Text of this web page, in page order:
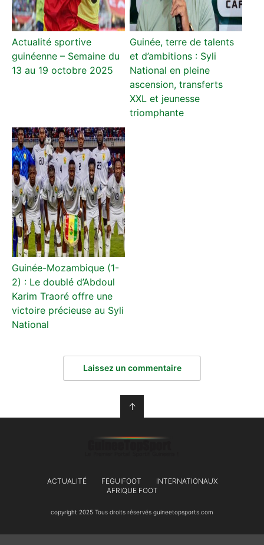
Actualité sportive
guinéenne – Semaine du
13 au 19 octobre 2025
Guinée, terre de talents
et d’ambitions : Syli
National en pleine
ascension, transferts
XXL et jeunesse
triomphante
Guinée-Mozambique (1-
2) : Le doublé d’Abdoul
Karim Traoré offre une
victoire précieuse au Syli
National
Laissez un commentaire
↑
ACTUALITÉ FEGUIFOOT
INTERNATIONAUX
AFRIQUE FOOT
copyright 2025 Tous droits réservés guineetopsports.com